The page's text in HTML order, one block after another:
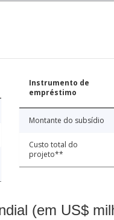
Instrumento de
empréstimo
Montante do subsídio
Custo total do
projeto**
(em US$